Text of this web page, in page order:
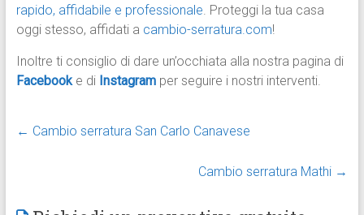
rapido, affidabile e professionale. Proteggi la tua casa
oggi stesso, affidati a cambio-serratura.com!
Inoltre ti consiglio di dare un’occhiata alla nostra pagina di
Facebook e di Instagram per seguire i nostri interventi.
← Cambio serratura San Carlo Canavese
Cambio serratura Mathi →